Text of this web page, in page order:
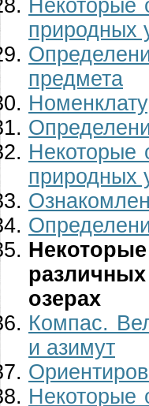
Некоторые
природных
предмета
Некоторые
природных
озерах
Компас.
и азимут
Некоторые